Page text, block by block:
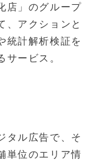
店」のグループ
、アクションと
統計解析検証を
ービス。
タル広告で、そ
単位のエリア情